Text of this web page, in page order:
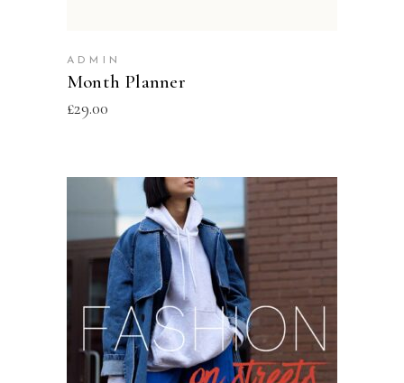
ADMIN
Month Planner
£29.00
SELECT OPTIONS